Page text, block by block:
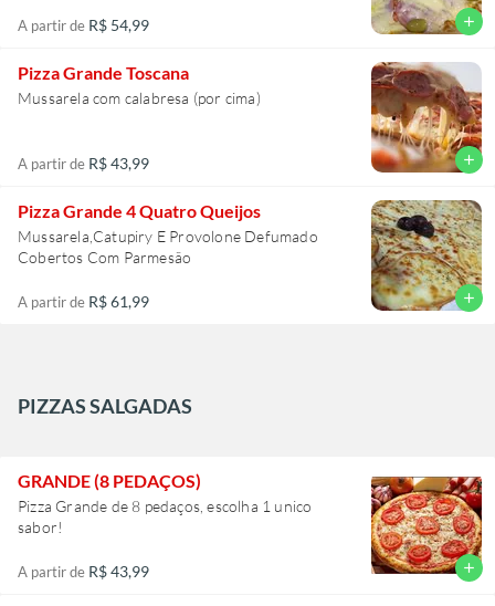
A partir de R$ 54,99 add
Pizza Grande Toscana
Mussarela com calabresa (por cima)
A partir de R$ 43,99 add
Pizza Grande 4 Quatro Queijos
Mussarela,Catupiry E Provolone Defumado
Cobertos Com Parmesão
A partir de R$ 61,99 add
PIZZAS SALGADAS
GRANDE (8 PEDAÇOS)
Pizza Grande de 8 pedaços, escolha 1 unico
sabor!
A partir de R$ 43,99 add